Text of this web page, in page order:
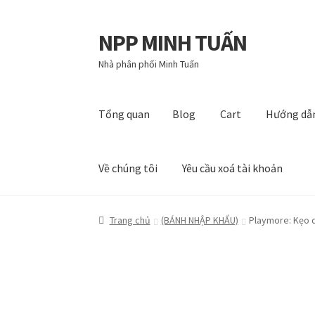
Đi
đến
Điều
Chuyển
đến
nội
NPP MINH TUẤN
Nhà phân phối Minh Tuấn
Tổng quan Blog Cart Hướng
Về chúng tôi Yêu cầu xoá tài khoản
Tổng quan BlogCart Hướng dẫn My account
Trang chủ (BÁNH NHẬP KHẨU) Playmore: Kẹo